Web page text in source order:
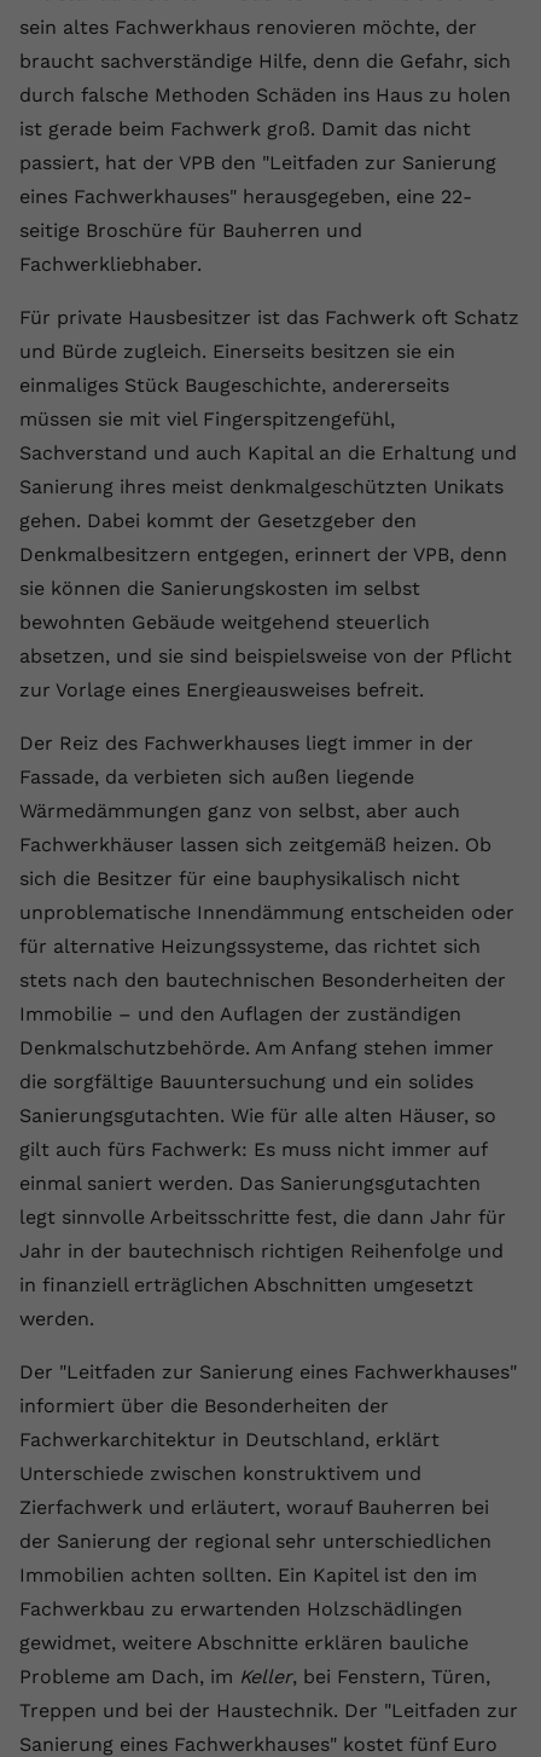
sein altes Fachwerkhaus renovieren möchte, der
braucht sachverständige Hilfe, denn die Gefahr, sich
durch falsche Methoden Schäden ins Haus zu holen
ist gerade beim Fachwerk groß. Damit das nicht
passiert, hat der VPB den "Leitfaden zur Sanierung
eines Fachwerkhauses" herausgegeben, eine 22-
seitige Broschüre für Bauherren und
Fachwerkliebhaber.
Für private Hausbesitzer ist das Fachwerk oft Schatz
und Bürde zugleich. Einerseits besitzen sie ein
einmaliges Stück Baugeschichte, andererseits
müssen sie mit viel Fingerspitzengefühl,
Sachverstand und auch Kapital an die Erhaltung und
Sanierung ihres meist denkmalgeschützten Unikats
gehen. Dabei kommt der Gesetzgeber den
Denkmalbesitzern entgegen, erinnert der VPB, denn
sie können die Sanierungskosten im selbst
bewohnten Gebäude weitgehend steuerlich
absetzen, und sie sind beispielsweise von der Pflicht
zur Vorlage eines Energieausweises befreit.
Der Reiz des Fachwerkhauses liegt immer in der
Fassade, da verbieten sich außen liegende
Wärmedämmungen ganz von selbst, aber auch
Fachwerkhäuser lassen sich zeitgemäß heizen. Ob
sich die Besitzer für eine bauphysikalisch nicht
unproblematische Innendämmung entscheiden oder
für alternative Heizungssysteme, das richtet sich
stets nach den bautechnischen Besonderheiten der
Immobilie – und den Auflagen der zuständigen
Denkmalschutzbehörde. Am Anfang stehen immer
die sorgfältige Bauuntersuchung und ein solides
Sanierungsgutachten. Wie für alle alten Häuser, so
gilt auch fürs Fachwerk: Es muss nicht immer auf
einmal saniert werden. Das Sanierungsgutachten
legt sinnvolle Arbeitsschritte fest, die dann Jahr für
Jahr in der bautechnisch richtigen Reihenfolge und
in finanziell erträglichen Abschnitten umgesetzt
werden.
Der "Leitfaden zur Sanierung eines Fachwerkhauses"
informiert über die Besonderheiten der
Fachwerkarchitektur in Deutschland, erklärt
Unterschiede zwischen konstruktivem und
Zierfachwerk und erläutert, worauf Bauherren bei
der Sanierung der regional sehr unterschiedlichen
Immobilien achten sollten. Ein Kapitel ist den im
Fachwerkbau zu erwartenden Holzschädlingen
gewidmet, weitere Abschnitte erklären bauliche
Probleme am Dach, im Keller, bei Fenstern, Türen,
Treppen und bei der Haustechnik. Der "Leitfaden zur
Sanierung eines Fachwerkhauses" kostet fünf Euro
Laufzeit 1 Jahr
Zweck
Dieser Wert speichert Ihre Consent-
Einstellungen. Unter anderem eine
historische Speicherung Ihrer
vorgenommen Einstellungen, falls der
Webseiten-Betreiber dies eingestellt
Anbieter VPB.de
Laufzeit Session
Zweck
Dieses Cookie wird verwendet, um die
Speicherung von
Benutzereinstellungen zu ermöglichen.
Zweck
wiederzuerkennen und statistische
Website zu erfassen.
Anbieter Google Ads
Zweck
Wird von Google Ads für das
Conversion-Tracking verwendet, um
Externe Inhalte
Wir verwenden auf unserer Website externe Inhalte,
um Ihnen zusätzliche Informationen anzubieten.
Anbieter vimeo.com
Zweck
Tracking-Informationen zu sammeln,
indem es eine eindeutige ID zum
Einbetten von Videos auf der Website
setzt.
Name CONSENT
youtube.com
Laufzeit 2 Jahre
Zweck
eingebettete YouTube-Videos und
Name yt-remote-device-id
Laufzeit Session
Zweck
YouTube setzt diesen Cookie, um die
Videopräferenzen des Benutzers zu
speichern, der eingebettete YouTube-
Videos verwendet.
Name yt.innertube::requests
Anbieter youtube.com
Laufzeit Session
Zweck
Dieser von YouTube gesetzte Cookie
registriert eine eindeutige ID, um
gesehen hat.
Anbieter Youtube.com
Laufzeit Session
Zweck
Dieser von YouTube gesetzte Cookie
registriert eine eindeutige ID, um
Daten darüber zu speichern, welche
gesehen hat.